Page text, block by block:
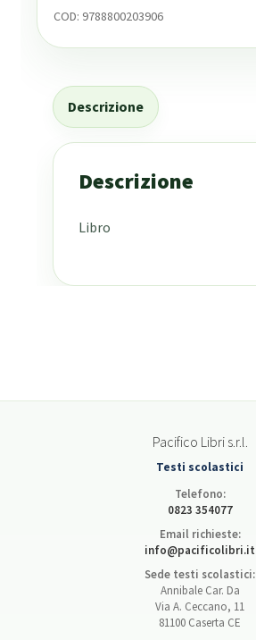
COD: 9788800203906
Descrizione
Descrizione
Libro
Pacifico Libri s.r.l.
Testi scolastici
Telefono:
0823 354077
Email richieste:
info@pacificolibri.it
Sede testi scolastici:
Annibale Car. Da
Via A. Ceccano, 11
81100 Caserta CE